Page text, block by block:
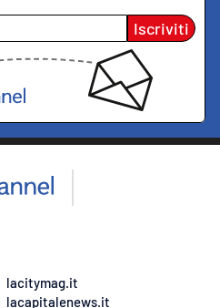
Iscriviti
lacitymag.it
lacapitalenews.it